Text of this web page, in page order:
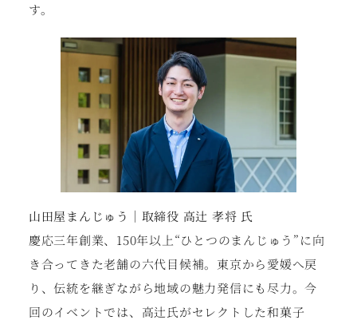
す。
山田屋まんじゅう｜取締役 高辻 孝将 氏
慶応三年創業、150年以上“ひとつのまんじゅう”に向
き合ってきた老舗の六代目候補。東京から愛媛へ戻
り、伝統を継ぎながら地域の魅力発信にも尽力。今
回のイベントでは、高辻氏がセレクトした和菓子